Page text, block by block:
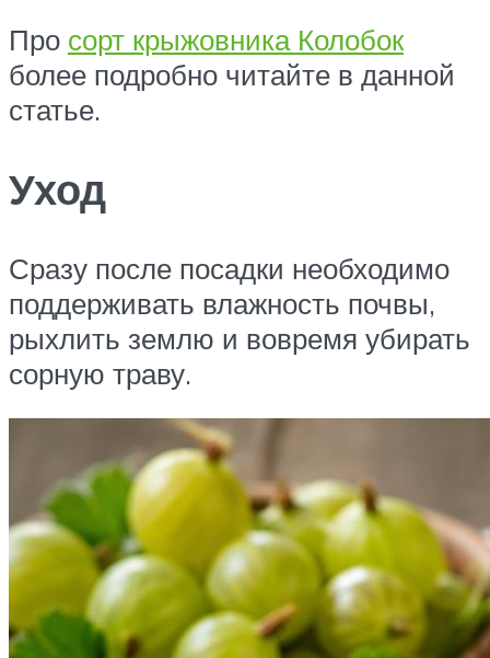
Про сорт крыжовника Колобок
более подробно читайте в данной
статье.
Уход
Сразу после посадки необходимо
поддерживать влажность почвы,
рыхлить землю и вовремя убирать
сорную траву.